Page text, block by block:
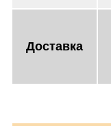
Доставка